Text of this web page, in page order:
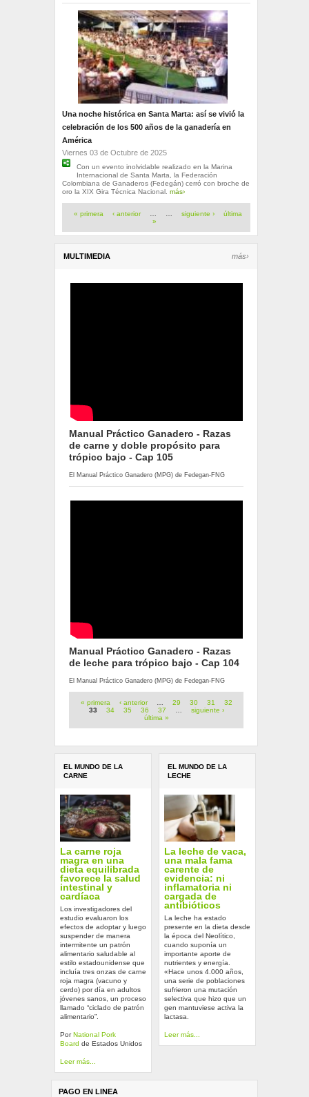
Una noche histórica en Santa Marta: así se vivió la
celebración de los 500 años de la ganadería en
América
Viernes 03 de Octubre de 2025
Con un evento inolvidable realizado en la Marina
Internacional de Santa Marta, la Federación
Colombiana de Ganaderos (Fedegán) cerró con broche de
oro la XIX Gira Técnica Nacional. más›
Páginas
« primera ‹ anterior … … siguiente ›
última
»
MULTIMEDIA más›
Manual Práctico Ganadero - Razas
de carne y doble propósito para
trópico bajo - Cap 105
El Manual Práctico Ganadero (MPG) de Fedegan-FNG
Manual Práctico Ganadero - Razas
de leche para trópico bajo - Cap 104
El Manual Práctico Ganadero (MPG) de Fedegan-FNG
Páginas
« primera ‹ anterior … 29 30 31
32
33
34 35 36 37 …
siguiente ›
última »
EL MUNDO DE LA
CARNE
La carne roja
magra en una
dieta equilibrada
favorece la salud
intestinal y
cardíaca
Los investigadores del
estudio evaluaron los
efectos de adoptar y luego
suspender de manera
intermitente un patrón
alimentario saludable al
estilo estadounidense que
incluía tres onzas de carne
roja magra (vacuno y
cerdo) por día en adultos
jóvenes sanos, un proceso
llamado “ciclado de patrón
alimentario”.
Por National Pork
Board de Estados Unidos
Leer más...
EL MUNDO DE LA
LECHE
La leche de vaca,
una mala fama
carente de
evidencia: ni
inflamatoria ni
cargada de
antibióticos
La leche ha estado
presente en la dieta desde
la época del Neolítico,
cuando suponía un
importante aporte de
nutrientes y energía.
«Hace unos 4.000 años,
una serie de poblaciones
sufrieron una mutación
selectiva que hizo que un
gen mantuviese activa la
lactasa.
Leer más...
PAGO EN LINEA